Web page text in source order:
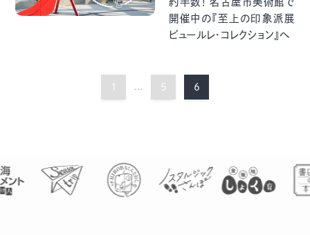
開催中の『至上の印象派展
ビュールレ・コレクション』へ
... 5 6